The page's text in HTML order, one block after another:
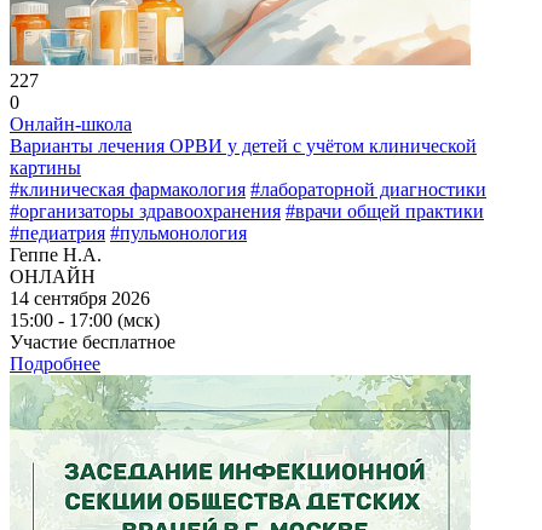
227
0
Онлайн-школа
Варианты лечения ОРВИ у детей с учётом клинической
картины
#клиническая фармакология #лабораторной диагностики
#организаторы здравоохранения #врачи общей практики
#педиатрия #пульмонология
Геппе Н.А.
ОНЛАЙН
14 сентября 2026
15:00 - 17:00 (мск)
Участие бесплатное
Подробнее